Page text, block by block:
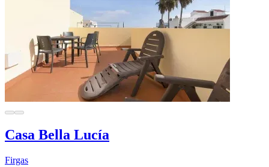
Casa Bella Lucía
Firgas